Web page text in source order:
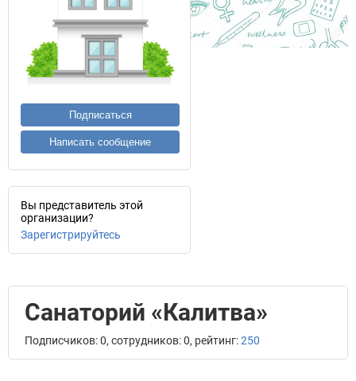
Подписаться
Написать сообщение
Вы представитель этой
организации?
Зарегистрируйтесь
Санаторий «Калитва»
Подписчиков: 0, сотрудников: 0, рейтинг:250